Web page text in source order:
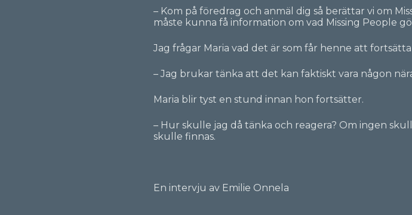
– Kom på föredrag och anmäl dig så berättar vi om
måste kunna få information om vad Missing People
Jag frågar Maria vad det är som får henne att
– Jag brukar tänka att det kan faktiskt vara någon
Maria blir tyst en stund innan hon fortsätter.
– Hur skulle jag då tänka och reagera? Om ingen
skulle finnas.
En intervju av Emilie Onnela